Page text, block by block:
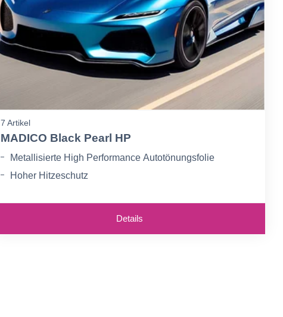
7 Artikel
MADICO Black Pearl HP
Metallisierte High Performance Autotönungsfolie
Hoher Hitzeschutz
Details